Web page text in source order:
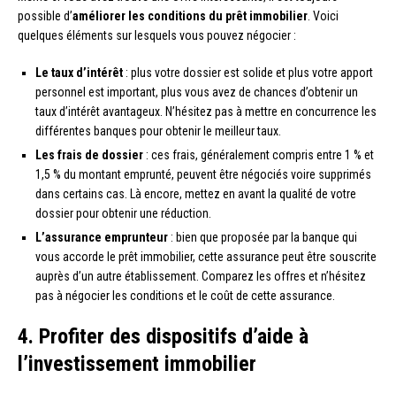
possible d’améliorer les conditions du prêt immobilier. Voici
quelques éléments sur lesquels vous pouvez négocier :
Le taux d’intérêt : plus votre dossier est solide et plus votre apport
personnel est important, plus vous avez de chances d’obtenir un
taux d’intérêt avantageux. N’hésitez pas à mettre en concurrence les
différentes banques pour obtenir le meilleur taux.
Les frais de dossier : ces frais, généralement compris entre 1 % et
1,5 % du montant emprunté, peuvent être négociés voire supprimés
dans certains cas. Là encore, mettez en avant la qualité de votre
dossier pour obtenir une réduction.
L’assurance emprunteur : bien que proposée par la banque qui
vous accorde le prêt immobilier, cette assurance peut être souscrite
auprès d’un autre établissement. Comparez les offres et n’hésitez
pas à négocier les conditions et le coût de cette assurance.
4. Profiter des dispositifs d’aide à
l’investissement immobilier